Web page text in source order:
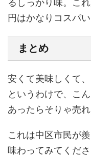
るしっかり味。こ
円はかなりコスパ
まとめ
安くて美味しくて
というわけで、こ
あったらそりゃ売れ
これは中区市民が
味わってみてくださ